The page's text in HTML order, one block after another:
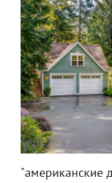
"американские